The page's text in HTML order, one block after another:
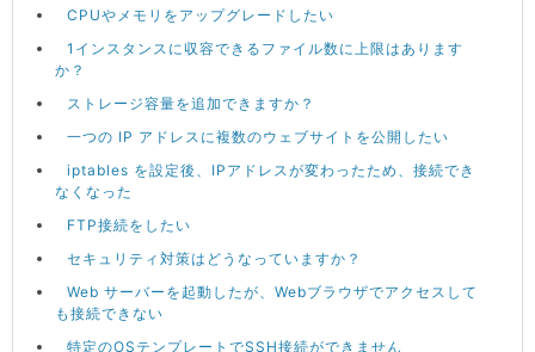
CPUやメモリをアップグレードしたい
1インスタンスに収容できるファイル数に上限はあります
か？
ストレージ容量を追加できますか？
一つの IP アドレスに複数のウェブサイトを公開したい
iptables を設定後、IPアドレスが変わったため、接続でき
なくなった
FTP接続をしたい
セキュリティ対策はどうなっていますか？
Web サーバーを起動したが、Webブラウザでアクセスして
も接続できない
特定のOSテンプレートでSSH接続ができません